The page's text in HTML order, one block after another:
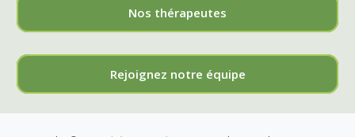
Nos thérapeutes
Rejoignez notre équipe